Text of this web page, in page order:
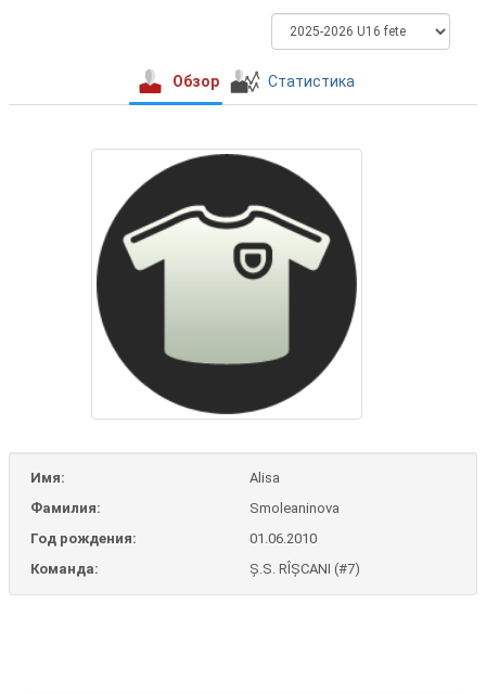
Обзор Статистика
Имя:
Alisa
Фамилия:
Smoleaninova
Год рождения:
01.06.2010
Команда:
Ș.S. RÎȘCANI (#7)